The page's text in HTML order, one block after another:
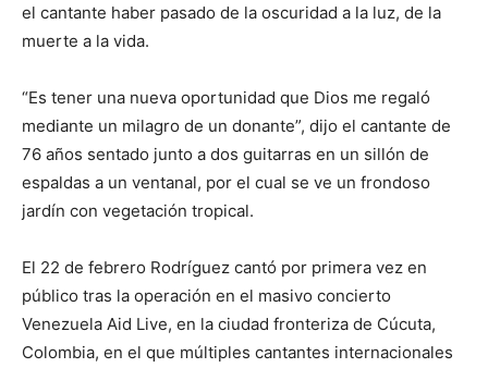
el cantante haber pasado de la oscuridad a la luz, de la
muerte a la vida.
“Es tener una nueva oportunidad que Dios me regaló
mediante un milagro de un donante”, dijo el cantante de
76 años sentado junto a dos guitarras en un sillón de
espaldas a un ventanal, por el cual se ve un frondoso
jardín con vegetación tropical.
El 22 de febrero Rodríguez cantó por primera vez en
público tras la operación en el masivo concierto
Venezuela Aid Live, en la ciudad fronteriza de Cúcuta,
Colombia, en el que múltiples cantantes internacionales